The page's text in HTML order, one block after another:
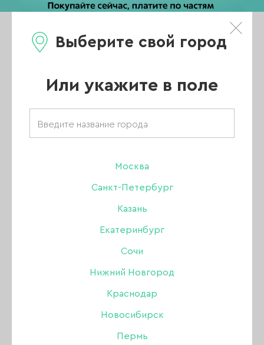
Выберите свой город
Или укажите в поле
Москва
Санкт-Петербург
Казань
Екатеринбург
Сочи
Нижний Новгород
Краснодар
Новосибирск
Пермь
Каталог
Товары бренда
«Lovely»
ГЕЛЬ-ЛАК ОДНОФАЗНЫЙ LOVELY, 7 МЛ
LOVELY ГЕЛИ
АКСЕССУАРЫ ДЛЯ ДИЗАЙНА